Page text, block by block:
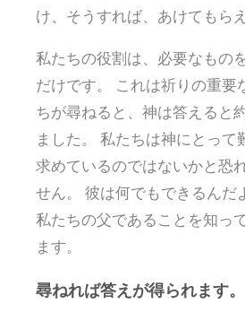
け、そうすれば、あけてもら
私たちの役割は、必要なもの
だけです。 これは祈りの重要
ちが尋ねると、神は答えると
ました。 私たちは神にとって
求めているのではないかと恐
せん。 彼は何でもできるんだ
私たちの父であることを知っ
ます。
尋ねれば答えが得られます。